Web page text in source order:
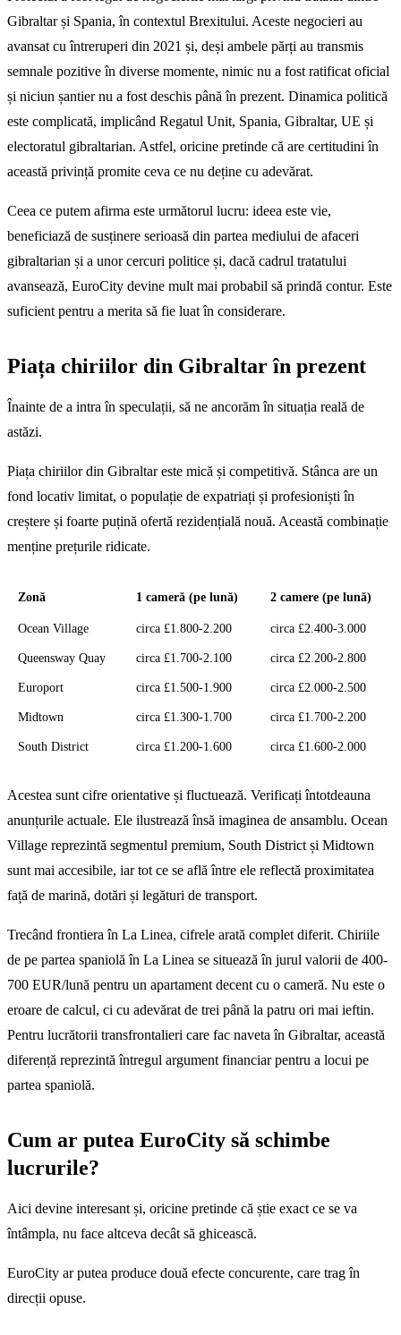
Gibraltar și Spania, în contextul Brexitului. Aceste negocieri au
avansat cu întreruperi din 2021 și, deși ambele părți au transmis
semnale pozitive în diverse momente, nimic nu a fost ratificat oficial
și niciun șantier nu a fost deschis până în prezent. Dinamica politică
este complicată, implicând Regatul Unit, Spania, Gibraltar, UE și
electoratul gibraltarian. Astfel, oricine pretinde că are certitudini în
această privință promite ceva ce nu deține cu adevărat.
Ceea ce putem afirma este următorul lucru: ideea este vie,
beneficiază de susținere serioasă din partea mediului de afaceri
gibraltarian și a unor cercuri politice și, dacă cadrul tratatului
avansează, EuroCity devine mult mai probabil să prindă contur. Este
suficient pentru a merita să fie luat în considerare.
Piața chiriilor din Gibraltar în prezent
Înainte de a intra în speculații, să ne ancorăm în situația reală de
astăzi.
Piața chiriilor din Gibraltar este mică și competitivă. Stânca are un
fond locativ limitat, o populație de expatriați și profesioniști în
creștere și foarte puțină ofertă rezidențială nouă. Această combinație
menține prețurile ridicate.
Zonă 1 cameră (pe lună) 2 camere (pe lună)
Ocean Village circa £1.800-2.200 circa £2.400-3.000
Queensway Quay circa £1.700-2.100 circa £2.200-2.800
Europort circa £1.500-1.900 circa £2.000-2.500
Midtown circa £1.300-1.700 circa £1.700-2.200
South District circa £1.200-1.600 circa £1.600-2.000
Acestea sunt cifre orientative și fluctuează. Verificați întotdeauna
anunțurile actuale. Ele ilustrează însă imaginea de ansamblu. Ocean
Village reprezintă segmentul premium, South District și Midtown
sunt mai accesibile, iar tot ce se află între ele reflectă proximitatea
față de marină, dotări și legături de transport.
Trecând frontiera în La Linea, cifrele arată complet diferit. Chiriile
de pe partea spaniolă în La Linea se situează în jurul valorii de 400-
700 EUR/lună pentru un apartament decent cu o cameră. Nu este o
eroare de calcul, ci cu adevărat de trei până la patru ori mai ieftin.
Pentru lucrătorii transfrontalieri care fac naveta în Gibraltar, această
diferență reprezintă întregul argument financiar pentru a locui pe
partea spaniolă.
Cum ar putea EuroCity să schimbe
lucrurile?
Aici devine interesant și, oricine pretinde că știe exact ce se va
întâmpla, nu face altceva decât să ghicească.
EuroCity ar putea produce două efecte concurente, care trag în
direcții opuse.